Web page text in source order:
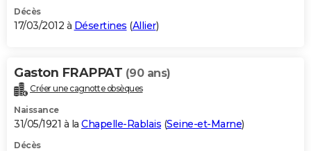
Décès
17/03/2012 à Désertines (Allier)
Gaston FRAPPAT (90 ans)
Créer une cagnotte obsèques
Naissance
31/05/1921 à la Chapelle-Rablais (Seine-et-Marne)
Décès